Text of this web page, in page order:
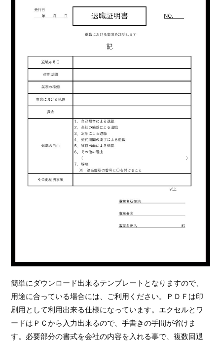
簡単にダウンロード出来るテンプレートとなりますので、
用途に合っている場合には、ご利用ください。ＰＤＦは印
刷用として利用出来る仕様になっています。エクセルとワ
ードはＰＣから入力出来るので、手書きの手間が省けま
す。必要部分の書式を会社の内容を入れる事で、複数回退